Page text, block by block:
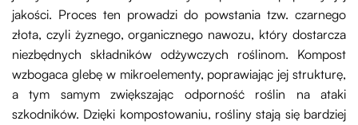
jakości. Proces ten prowadzi do powstania tzw. czarnego
złota, czyli żyznego, organicznego nawozu, który dostarcza
niezbędnych składników odżywczych roślinom. Kompost
wzbogaca glebę w mikroelementy, poprawiając jej strukturę,
a tym samym zwiększając odporność roślin na ataki
szkodników. Dzięki kompostowaniu, rośliny stają się bardziej